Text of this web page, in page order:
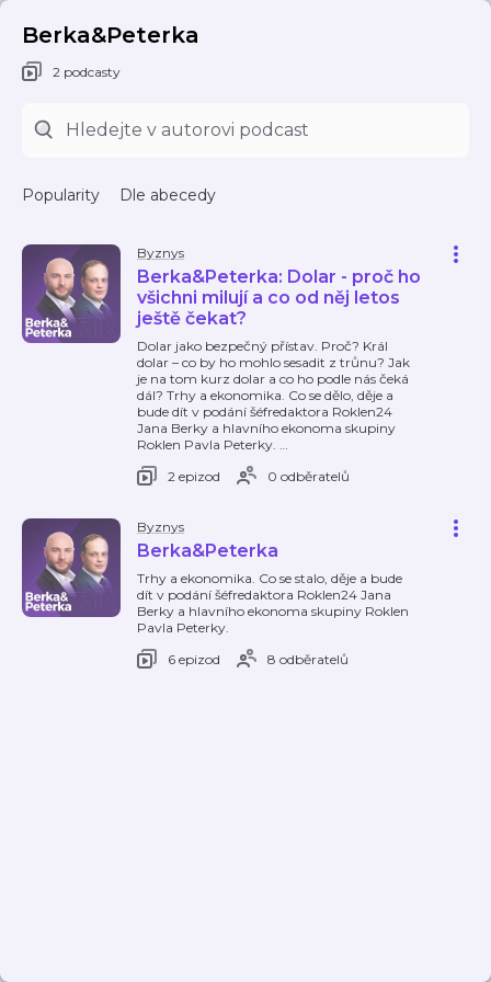
Berka&Peterka
2 podcasty
Popularity Dle abecedy
Byznys
Berka&Peterka: Dolar - proč ho
všichni milují a co od něj letos
ještě čekat?
Dolar jako bezpečný přístav. Proč? Král
dolar – co by ho mohlo sesadit z trůnu? Jak
je na tom kurz dolar a co ho podle nás čeká
dál? Trhy a ekonomika. Co se dělo, děje a
bude dít v podání šéfredaktora Roklen24
Jana Berky a hlavního ekonoma skupiny
Roklen Pavla Peterky. …
2 epizod
0 odběratelů
Byznys
Berka&Peterka
Trhy a ekonomika. Co se stalo, děje a bude
dít v podání šéfredaktora Roklen24 Jana
Berky a hlavního ekonoma skupiny Roklen
Pavla Peterky.
6 epizod
8 odběratelů